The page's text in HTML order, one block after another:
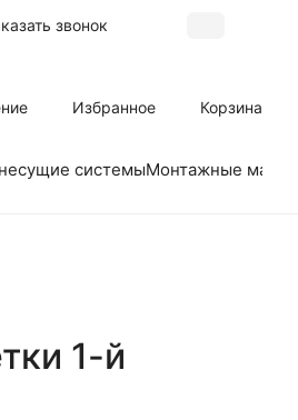
звонок
Избранное Корзина
системыМонтажные
1-й